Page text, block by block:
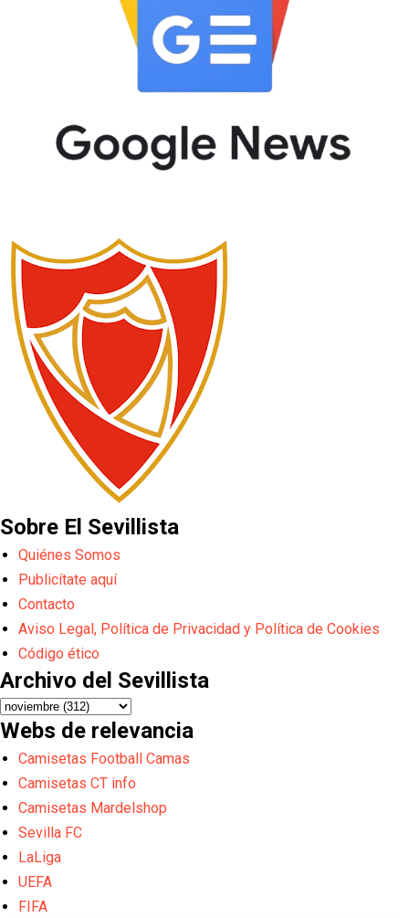
Sobre El Sevillista
Quiénes Somos
Publicítate aquí
Contacto
Aviso Legal, Política de Privacidad y Política de Cookies
Código ético
Archivo del Sevillista
Webs de relevancia
Camisetas Football Camas
Camisetas CT info
Camisetas Mardelshop
Sevilla FC
LaLiga
UEFA
FIFA